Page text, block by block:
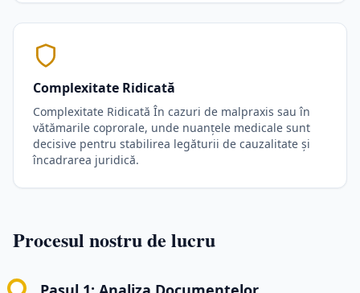
Complexitate Ridicată
Complexitate Ridicată În cazuri de malpraxis sau în
vătămarile coprorale, unde nuanțele medicale sunt
decisive pentru stabilirea legăturii de cauzalitate și
încadrarea juridică.
Procesul nostru de lucru